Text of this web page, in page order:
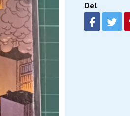
Del